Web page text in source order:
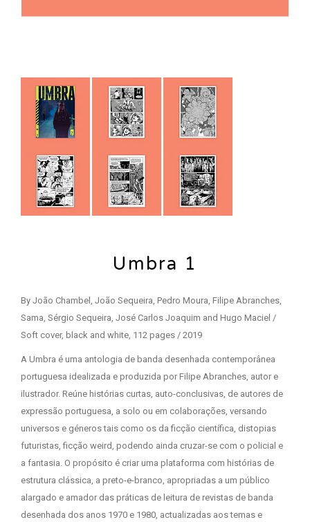
Umbra 1
By João Chambel, João Sequeira, Pedro Moura, Filipe Abranches,
Sama, Sérgio Sequeira, José Carlos Joaquim and Hugo Maciel /
Soft cover, black and white, 112 pages / 2019
A Umbra é uma antologia de banda desenhada contemporânea
portuguesa idealizada e produzida por Filipe Abranches, autor e
ilustrador. Reúne histórias curtas, auto-conclusivas, de autores de
expressão portuguesa, a solo ou em colaborações, versando
universos e géneros tais como os da ficção científica, distopias
futuristas, ficção weird, podendo ainda cruzar-se com o policial e
a fantasia. O propósito é criar uma plataforma com histórias de
estrutura clássica, a preto-e-branco, apropriadas a um público
alargado e amador das práticas de leitura de revistas de banda
desenhada dos anos 1970 e 1980, actualizadas aos temas e